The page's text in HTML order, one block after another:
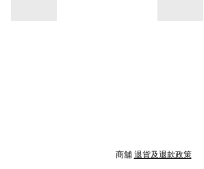
商舖 退貨及退款政策